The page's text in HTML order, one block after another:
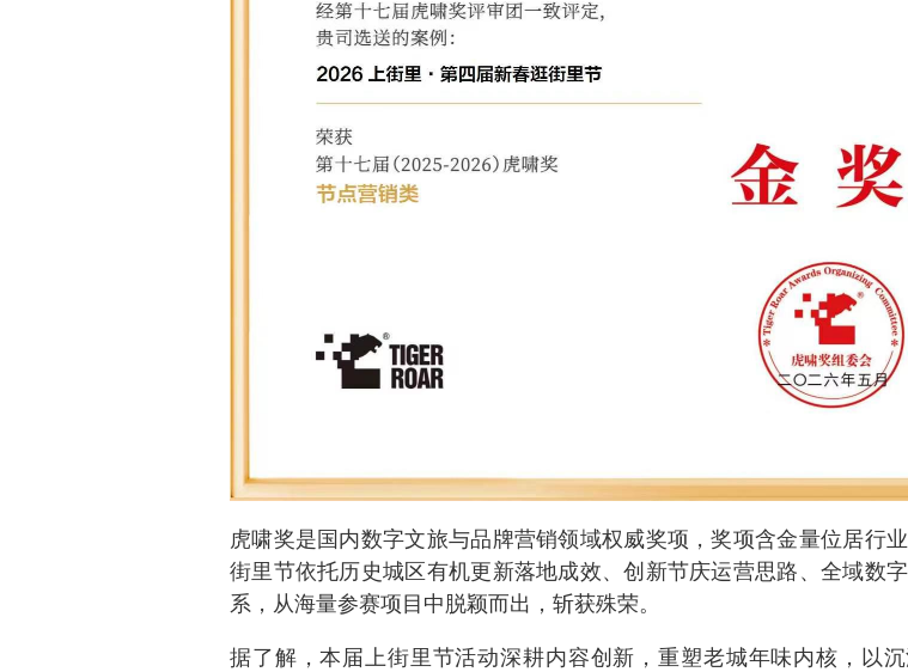
虎啸奖是国内数字文旅与品牌营销领域权威奖项，奖项含金量位居行
街里节依托历史城区有机更新落地成效、创新节庆运营思路、全域数
系，从海量参赛项目中脱颖而出，斩获殊荣。
据了解，本届上街里节活动深耕内容创新，重塑老城年味内核，以